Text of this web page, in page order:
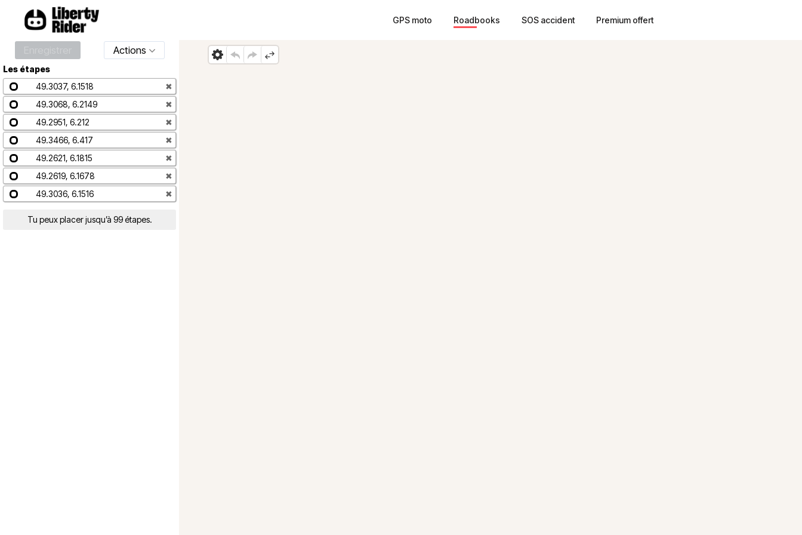
GPS moto Roadbooks SOS accident Premium offert
Actions
Les étapes
49.3037, 6.1518
✖
49.3068, 6.2149
✖
49.2951, 6.212
✖
49.3466, 6.417
✖
49.2621, 6.1815
✖
49.2619, 6.1678
✖
49.3036, 6.1516
✖
Tu peux placer jusqu’à 99 étapes.